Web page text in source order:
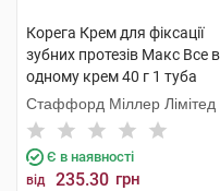
Корега Крем для фіксації
зубних протезів Макс Все в
одному крем 40 г 1 туба
Стаффорд Міллер Лімітед
Є в наявності
від 235.30 грн